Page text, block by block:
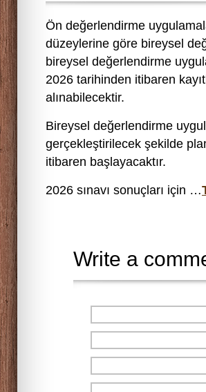
Ön değerlendirme
düzeylerine göre bireysel
bireysel değerlendirme
2026 tarihinden itibaren
alınabilecektir.
Bireysel değerlendirme
gerçekleştirilecek şekilde
itibaren başlayacaktır.
2026 sınavı sonuçları için …
Write a